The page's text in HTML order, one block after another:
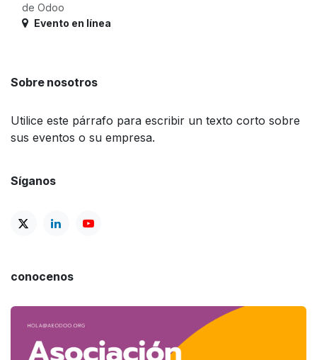
de Odoo
Evento en línea
Sobre nosotros
Utilice este párrafo para escribir un texto corto sobre
sus eventos o su empresa.
Síganos
conocenos